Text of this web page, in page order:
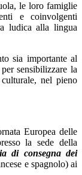
le loro famiglie
e coinvolgenti
ludica alla lingua
sia importante al
sensibilizzare la
nel pieno
Europea delle
la sede della
di consegna dei
e spagnolo) ai